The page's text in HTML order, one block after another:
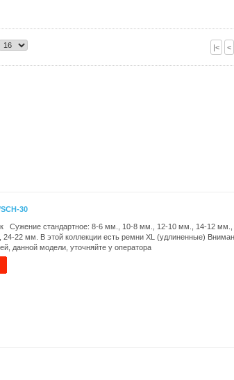
|< <
30
Сужение стандартное: 8-6 мм., 10-8 мм., 12-10 мм., 14-12
22 мм. В этой коллекции есть ремни XL (удлиненные)
данной модели, уточняйте у оператора